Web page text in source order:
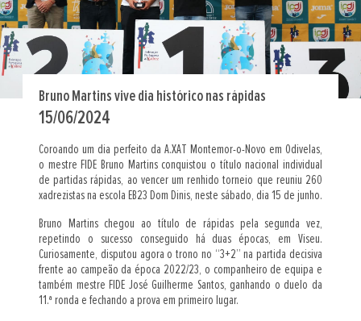
Bruno Martins vive dia histórico nas rápidas
15/06/2024
Coroando um dia perfeito da A.XAT Montemor-o-Novo em Odivelas,
o mestre FIDE Bruno Martins conquistou o título nacional individual
de partidas rápidas, ao vencer um renhido torneio que reuniu 260
xadrezistas na escola EB23 Dom Dinis, neste sábado, dia 15 de junho.
Bruno Martins chegou ao título de rápidas pela segunda vez,
repetindo o sucesso conseguido há duas épocas, em Viseu.
Curiosamente, disputou agora o trono no “3+2” na partida decisiva
frente ao campeão da época 2022/23, o companheiro de equipa e
também mestre FIDE José Guilherme Santos, ganhando o duelo da
11.ª ronda e fechando a prova em primeiro lugar.